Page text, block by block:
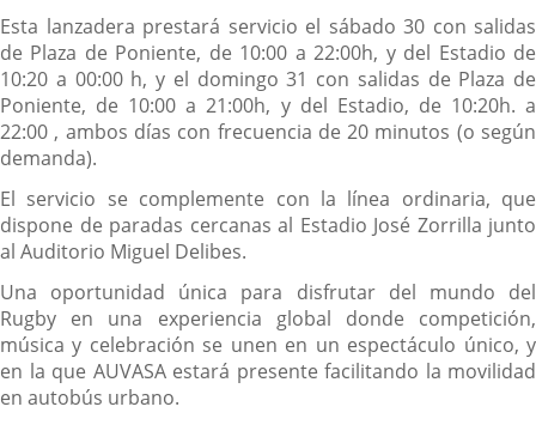
Esta lanzadera prestará servicio el sábado 30 con salidas
de Plaza de Poniente, de 10:00 a 22:00h, y del Estadio de
10:20 a 00:00 h, y el domingo 31 con salidas de Plaza de
Poniente, de 10:00 a 21:00h, y del Estadio, de 10:20h. a
22:00 , ambos días con frecuencia de 20 minutos (o según
demanda).
El servicio se complemente con la línea ordinaria, que
dispone de paradas cercanas al Estadio José Zorrilla junto
al Auditorio Miguel Delibes.
Una oportunidad única para disfrutar del mundo del
Rugby en una experiencia global donde competición,
música y celebración se unen en un espectáculo único, y
en la que AUVASA estará presente facilitando la movilidad
en autobús urbano.